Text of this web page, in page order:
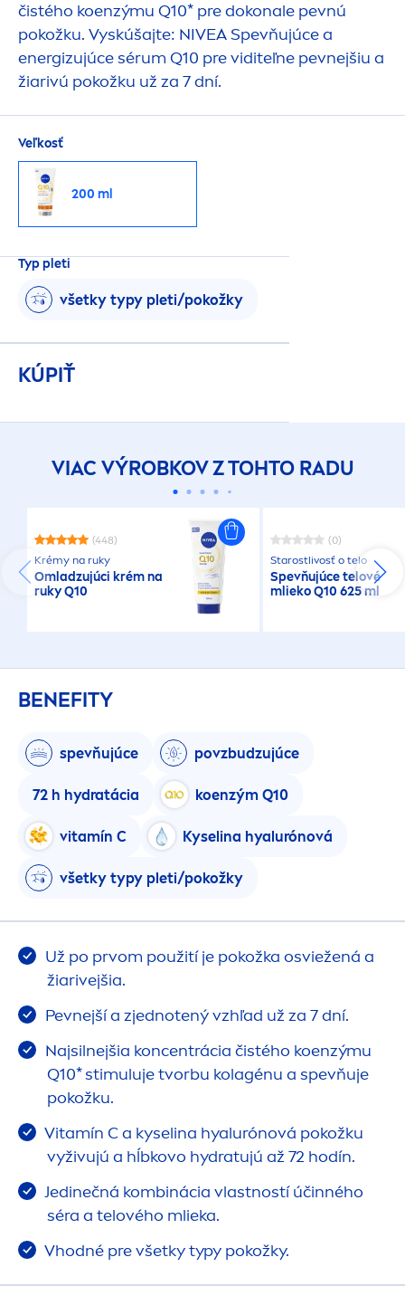
čistého koenzýmu Q10* pre dokonale pevnú
pokožku. Vyskúšajte: NIVEASpevňujúce a
energizujúce sérum Q10 pre viditeľne pevnejšiu a
žiarivú pokožku už za 7 dní.
Veľkosť
200 ml
Typ pleti
všetky typy pleti/pokožky
KÚPIŤ
VIAC VÝROBKOV Z TOHTO RADU
(448)
Krémy na ruky
Omladzujúci krém na
ruky Q10
(0)
Starostlivosť o telo
Spevňujúce telové
mlieko Q10 625 ml
BENEFITY
spevňujúce povzbudzujúce
72 h hydratácia koenzým Q10
vitamín C Kyselina hyalurónová
všetky typy pleti/pokožky
Už po prvom použití je pokožka osviežená a
žiarivejšia.
Pevnejší a zjednotený vzhľad už za 7 dní.
Najsilnejšia koncentrácia čistého koenzýmu
Q10* stimuluje tvorbu kolagénu a spevňuje
pokožku.
Vitamín C a kyselina hyalurónová pokožku
vyživujú a hĺbkovo hydratujú až 72 hodín.
Jedinečná kombinácia vlastností účinného
séra a telového mlieka.
Vhodné pre všetky typy pokožky.